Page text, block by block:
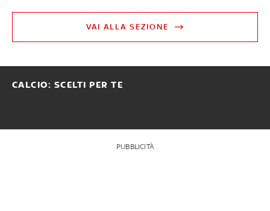
VAI ALLA SEZIONE
CALCIO: SCELTI PER TE
PUBBLICITÀ